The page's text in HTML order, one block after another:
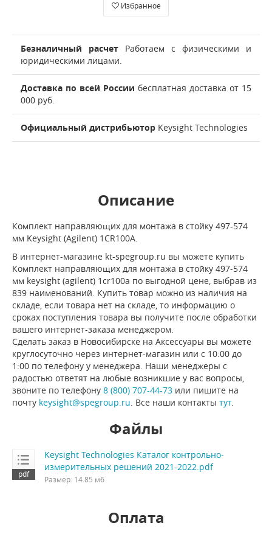
Избранное
Безналичный расчет Работаем с физическими и
юридическими лицами.
Доставка по всей России бесплатная доставка от 15
000 руб.
Официальный дистрибьютор Keysight Technologies
Описание
Комплект направляющих для монтажа в стойку 497-574
мм Keysight (Agilent) 1CR100A.
В интернет-магазине kt-spegroup.ru вы можете купить
Комплект направляющих для монтажа в стойку 497-574
мм keysight (agilent) 1cr100a по выгодной цене, выбрав из
839 наименований. Купить товар можно из наличия на
складе, если товара нет на складе, то информацию о
сроках поступления товара вы получите после обработки
вашего интернет-заказа менеджером.
Сделать заказ в Новосибирске на Аксессуары вы можете
круглосуточно через интернет-магазин или с 10:00 до
1:00 по телефону у менеджера. Наши менеджеры с
радостью ответят на любые возникшие у вас вопросы,
звоните по телефону 8 (800) 707-44-73 или пишите на
почту keysight@spegroup.ru. Все наши контакты тут.
Файлы
Keysight Technologies Каталог контрольно-
измерительных решений 2021-2022.pdf
Размер: 14.85 мб
Оплата